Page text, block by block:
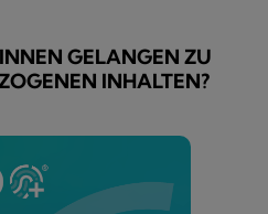
GELANGEN ZU
INHALTEN?